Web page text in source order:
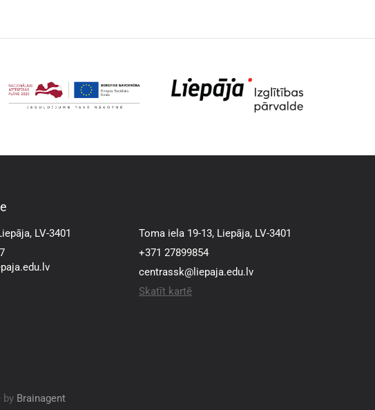
LV-3401
Toma iela 19-13, Liepāja, LV-3401
+371 27899854
centrassk@liepaja.edu.lv
Skatīt kartē
by Brainagent